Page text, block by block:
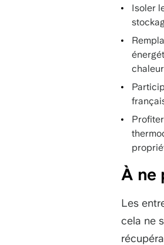
Isoler
À ne
Les
cela ne